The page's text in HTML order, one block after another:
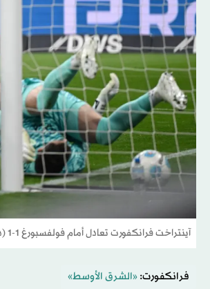
آينتراخت فرانكفورت تعادل أمام فولفسبورغ 1-1 (د.ب.أ)
فرانكفورت: «الشرق الأوسط»